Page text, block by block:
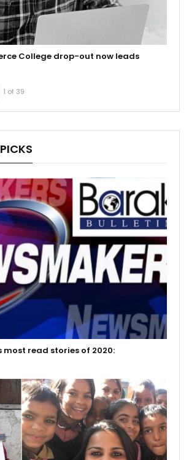
College drop-out now leads
1 of 39
most read stories of 2020: